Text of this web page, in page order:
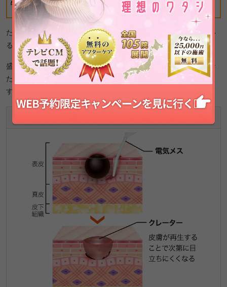
特徴です。
ただし、レーザー治療は新宿三丁目院のみ
での対応となってい
るため対象院への来院が必要です。
盛り上がりのあるほくろや、深い根を持つほくろには不向きな
ため、医師の診断でほかの施術法を提案される場合がありま
す。